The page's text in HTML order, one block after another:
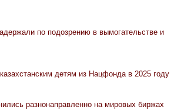
по подозрению в вымогательстве и
детям из Нацфонда в 2025 году
разнонаправленно на мировых биржах